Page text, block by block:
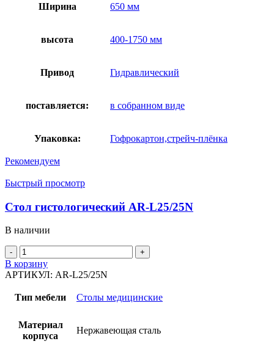
Ширина 650 мм
высота 400-1750 мм
Привод Гидравлический
поставляется: в собранном виде
Упаковка: Гофрокартон,стрейч-плёнка
Рекомендуем
Быстрый просмотр
Стол гистологический AR-L25/25N
В наличии
Количество
товара
Стол
AR-
В корзину
АРТИКУЛ: AR-L25/25N
Тип мебели Столы медицинские
Материал
корпуса
Нержавеющая сталь